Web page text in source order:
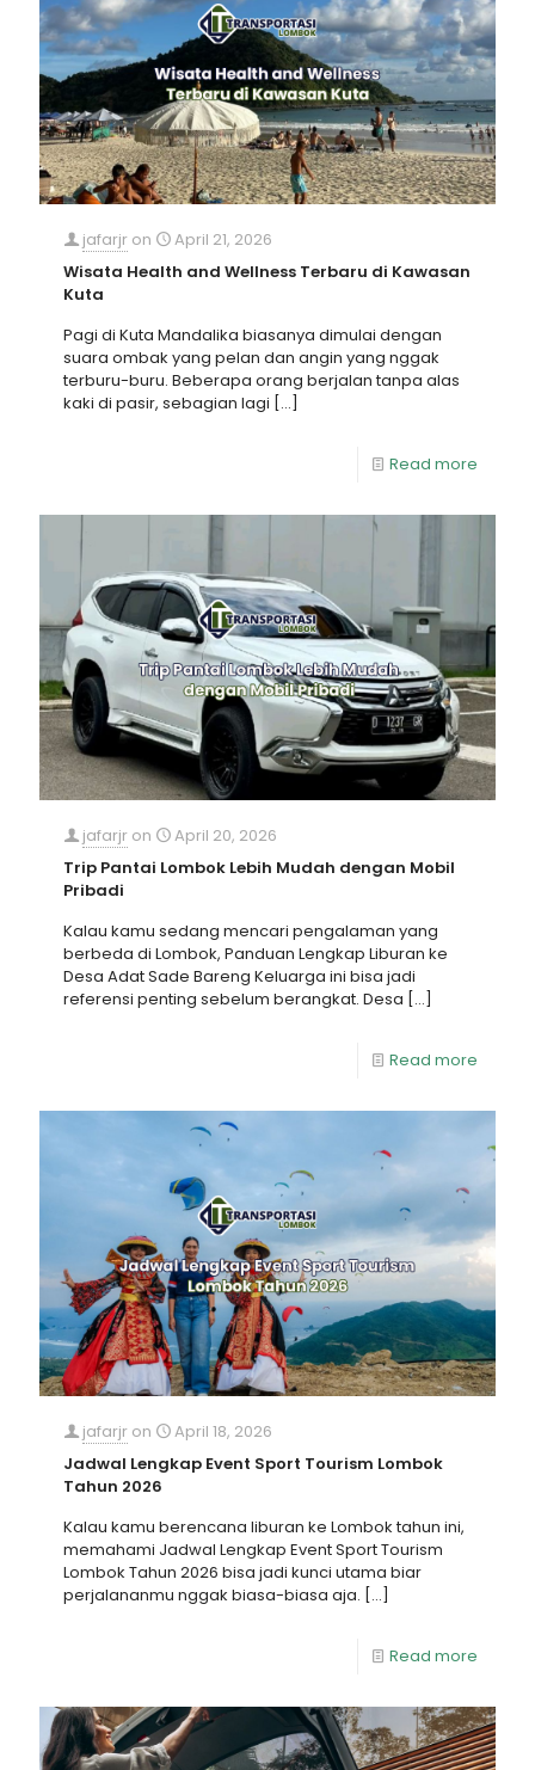
jafarjr on
April 21, 2026
Wisata Health and Wellness Terbaru di Kawasan
Kuta
Pagi di Kuta Mandalika biasanya dimulai dengan
suara ombak yang pelan dan angin yang nggak
terburu-buru. Beberapa orang berjalan tanpa alas
kaki di pasir, sebagian lagi […]
Read more
jafarjr on
April 20, 2026
Trip Pantai Lombok Lebih Mudah dengan Mobil
Pribadi
Kalau kamu sedang mencari pengalaman yang
berbeda di Lombok, Panduan Lengkap Liburan ke
Desa Adat Sade Bareng Keluarga ini bisa jadi
referensi penting sebelum berangkat. Desa […]
Read more
jafarjr on
April 18, 2026
Jadwal Lengkap Event Sport Tourism Lombok
Tahun 2026
Kalau kamu berencana liburan ke Lombok tahun ini,
memahami Jadwal Lengkap Event Sport Tourism
Lombok Tahun 2026 bisa jadi kunci utama biar
perjalananmu nggak biasa-biasa aja. […]
Read more